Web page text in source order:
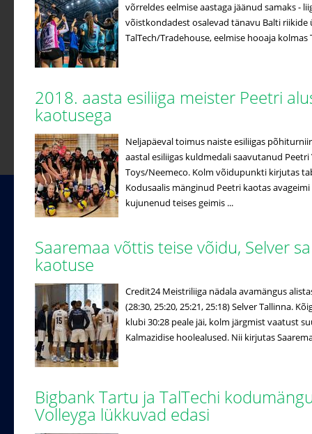
võrreldes eelmise aastaga jäänud samaks -
võistkondadest osalevad tänavu Balti
TalTech/Tradehouse, eelmise hooaja
2018. aasta esiliiga meister Peetri
kaotusega
Neljapäeval toimus naiste esiliigas
aastal esiliigas kuldmedali saavutanud
Toys/Neemeco. Kolm võidupunkti kirjutas
Kodusaalis mänginud Peetri kaotas
kujunenud teises geimis ...
Saaremaa võttis teise võidu, Selver
kaotuse
Credit24 Meistriliiga nädala avamängus
(28:30, 25:20, 25:21, 25:18) Selver Tallinna.
klubi 30:28 peale jäi, kolm järgmist vaatust
Kalmazidise hoolealused. Nii kirjutas
Bigbank Tartu ja TalTechi
Volleyga lükkuvad edasi